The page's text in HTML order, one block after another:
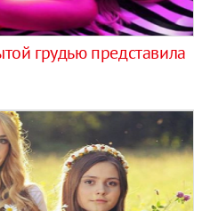
грудью представила